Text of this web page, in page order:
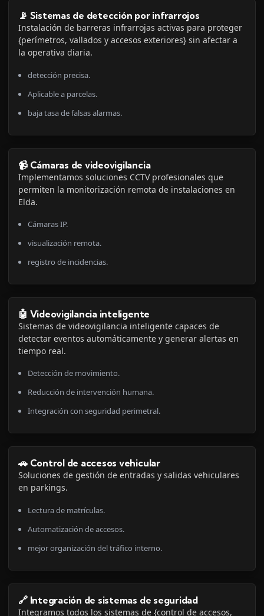
📡 Sistemas de detección por infrarrojos
Instalación de barreras infrarrojas activas para proteger
{perímetros, vallados y accesos exteriores} sin afectar a
la operativa diaria.
detección precisa.
Aplicable a parcelas.
baja tasa de falsas alarmas.
📹 Cámaras de videovigilancia
Implementamos soluciones CCTV profesionales que
permiten la monitorización remota de instalaciones en
Elda.
Cámaras IP.
visualización remota.
registro de incidencias.
🤖 Videovigilancia inteligente
Sistemas de videovigilancia inteligente capaces de
detectar eventos automáticamente y generar alertas en
tiempo real.
Detección de movimiento.
Reducción de intervención humana.
Integración con seguridad perimetral.
🚗 Control de accesos vehicular
Soluciones de gestión de entradas y salidas vehiculares
en parkings.
Lectura de matrículas.
Automatización de accesos.
mejor organización del tráfico interno.
🔗 Integración de sistemas de seguridad
Integramos todos los sistemas de {control de accesos,